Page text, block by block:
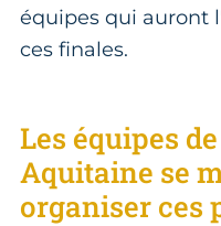
équipes qui auront
ces finales.
Les équipes
Aquitaine se
organiser ces